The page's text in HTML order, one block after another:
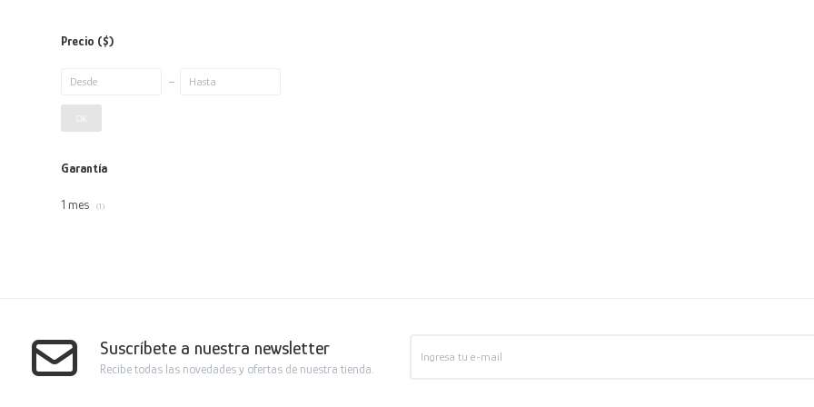
Precio ($)
Garantía
1 mes (1)
Suscríbete a nuestra newsletter
Recibe todas las novedades y ofertas de nuestra tienda.